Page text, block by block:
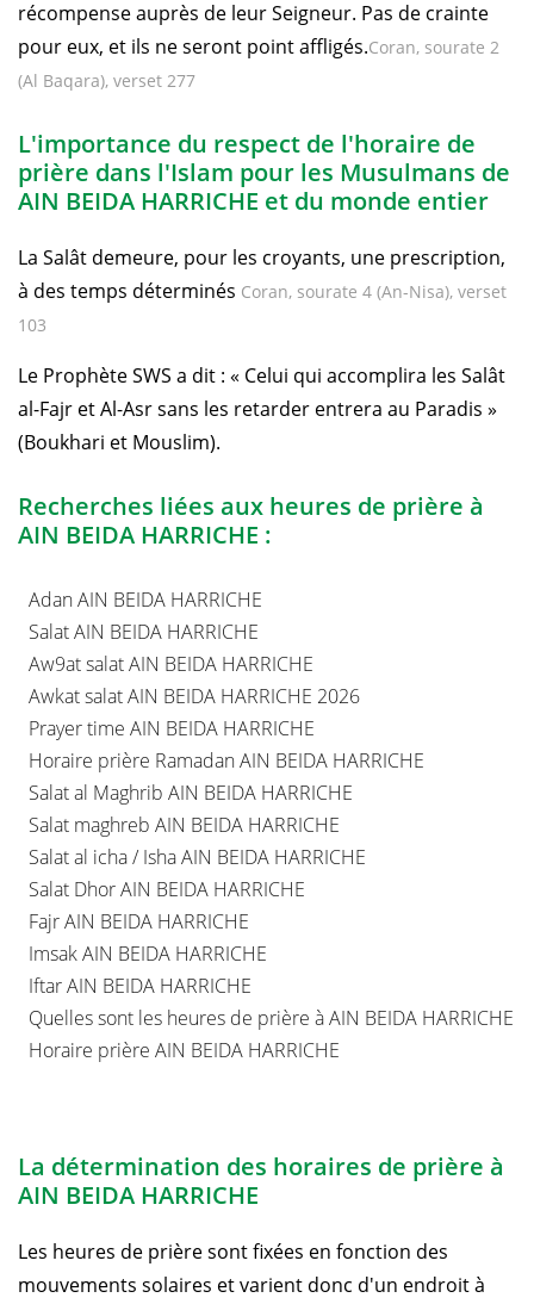
récompense auprès de leur Seigneur. Pas de crainte
pour eux, et ils ne seront point affligés.Coran, sourate 2
(Al Baqara), verset 277
L'importance du respect de l'horaire de
prière dans l'Islam pour les Musulmans de
AIN BEIDA HARRICHE et du monde entier
La Salât demeure, pour les croyants, une prescription,
à des temps déterminés Coran, sourate 4 (An-Nisa), verset
103
Le Prophète SWS a dit : « Celui qui accomplira les Salât
al-Fajr et Al-Asr sans les retarder entrera au Paradis »
(Boukhari et Mouslim).
Recherches liées aux heures de prière à
AIN BEIDA HARRICHE :
Adan AIN BEIDA HARRICHE
Salat AIN BEIDA HARRICHE
Aw9at salat AIN BEIDA HARRICHE
Awkat salat AIN BEIDA HARRICHE 2026
Prayer time AIN BEIDA HARRICHE
Horaire prière Ramadan AIN BEIDA HARRICHE
Salat al Maghrib AIN BEIDA HARRICHE
Salat maghreb AIN BEIDA HARRICHE
Salat al icha / Isha AIN BEIDA HARRICHE
Salat Dhor AIN BEIDA HARRICHE
Fajr AIN BEIDA HARRICHE
Imsak AIN BEIDA HARRICHE
Iftar AIN BEIDA HARRICHE
Quelles sont les heures de prière à AIN BEIDA HARRICHE
Horaire prière AIN BEIDA HARRICHE
La détermination des horaires de prière à
AIN BEIDA HARRICHE
Les heures de prière sont fixées en fonction des
mouvements solaires et varient donc d'un endroit à